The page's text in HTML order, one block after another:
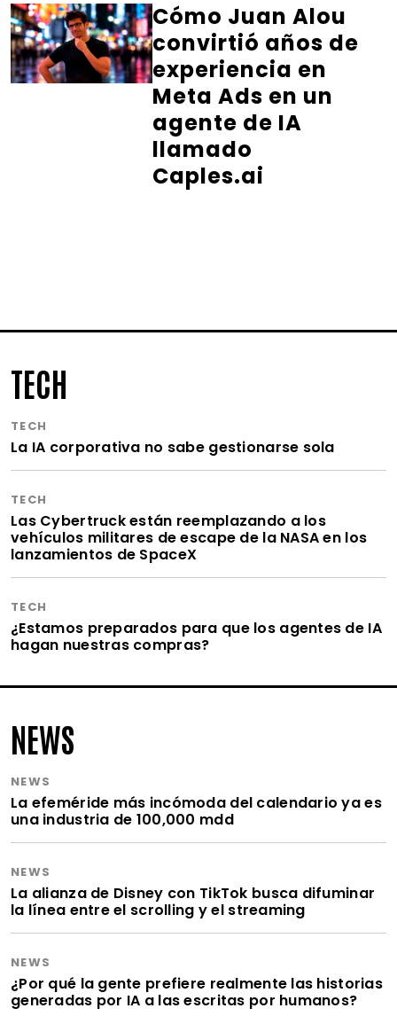
Cómo Juan Alou
convirtió años de
experiencia en
Meta Ads en un
agente de IA
llamado
Caples.ai
TECH
TECH
La IA corporativa no sabe gestionarse sola
TECH
Las Cybertruck están reemplazando a los
vehículos militares de escape de la NASA en los
lanzamientos de SpaceX
TECH
¿Estamos preparados para que los agentes de IA
hagan nuestras compras?
NEWS
NEWS
La efeméride más incómoda del calendario ya es
una industria de 100,000 mdd
NEWS
La alianza de Disney con TikTok busca difuminar
la línea entre el scrolling y el streaming
NEWS
¿Por qué la gente prefiere realmente las historias
generadas por IA a las escritas por humanos?